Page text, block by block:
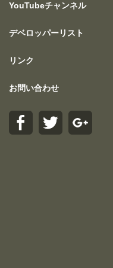
YouTubeチャンネル
デベロッパーリスト
リンク
お問い合わせ